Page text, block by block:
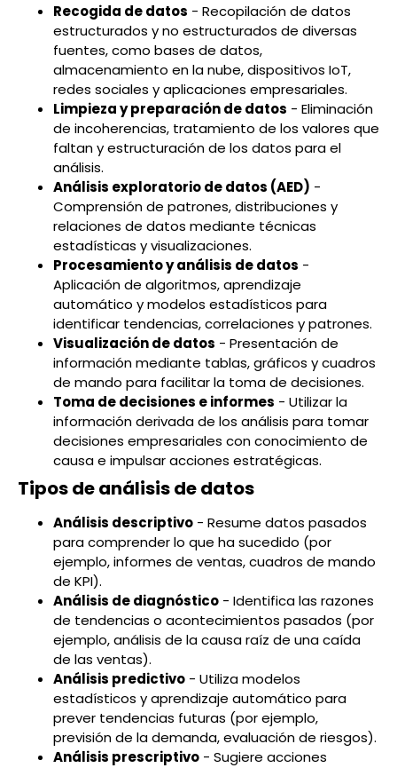
Recogida de datos - Recopilación de datos
estructurados y no estructurados de diversas
fuentes, como bases de datos,
almacenamiento en la nube, dispositivos IoT,
redes sociales y aplicaciones empresariales.
Limpieza y preparación de datos - Eliminación
de incoherencias, tratamiento de los valores que
faltan y estructuración de los datos para el
análisis.
Análisis exploratorio de datos (AED) -
Comprensión de patrones, distribuciones y
relaciones de datos mediante técnicas
estadísticas y visualizaciones.
Procesamiento y análisis de datos -
Aplicación de algoritmos, aprendizaje
automático y modelos estadísticos para
identificar tendencias, correlaciones y patrones.
Visualización de datos - Presentación de
información mediante tablas, gráficos y cuadros
de mando para facilitar la toma de decisiones.
Toma de decisiones e informes - Utilizar la
información derivada de los análisis para tomar
decisiones empresariales con conocimiento de
causa e impulsar acciones estratégicas.
Tipos de análisis de datos
Análisis descriptivo - Resume datos pasados
para comprender lo que ha sucedido (por
ejemplo, informes de ventas, cuadros de mando
de KPI).
Análisis de diagnóstico - Identifica las razones
de tendencias o acontecimientos pasados (por
ejemplo, análisis de la causa raíz de una caída
de las ventas).
Análisis predictivo - Utiliza modelos
estadísticos y aprendizaje automático para
prever tendencias futuras (por ejemplo,
previsión de la demanda, evaluación de riesgos).
Análisis prescriptivo - Sugiere acciones